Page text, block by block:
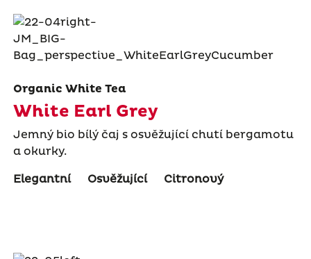
Organic White Tea
White Earl Grey
Jemný bio bílý čaj s osvěžující chutí bergamotu
a okurky.
Elegantní
Osvěžující Citronový